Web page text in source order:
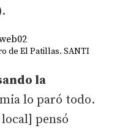
de El Patillas. SANTI
la
lo paró todo.
pensó